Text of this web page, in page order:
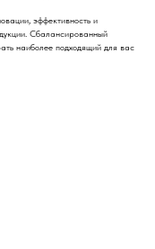
эффективность и
Сбалансированный
наиболее подходящий для вас